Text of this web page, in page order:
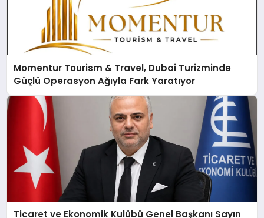
Momentur Tourism & Travel, Dubai Turizminde
Güçlü Operasyon Ağıyla Fark Yaratıyor
Ticaret ve Ekonomik Kulübü Genel Başkanı Sayın